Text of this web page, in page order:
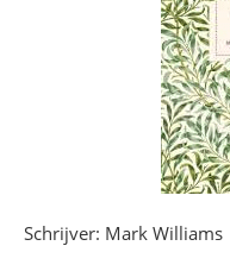
Schrijver: Mark Williams